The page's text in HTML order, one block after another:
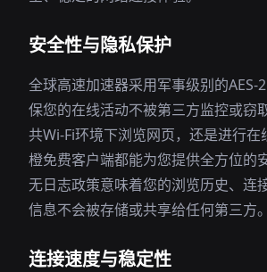
安全性与隐私保护
全球高速加速器采用军事级别的AES-
保您的在线活动不被第三方监控或窃
共Wi-Fi环境下浏览网页，还是进行在
橙免费客户端都能为您提供全方位的
无日志政策意味着您的浏览历史、连
信息不会被存储或共享给任何第三方。
连接速度与稳定性